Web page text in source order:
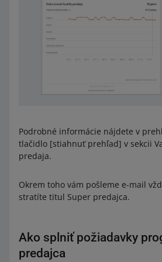
Podrobné informácie nájdete v
tlačidlo [stiahnuť prehľad] v sekcii
predaja.
Okrem toho vám pošleme e-mail
stratíte titul Super predajca.
Ako splniť požiadavky
predajca